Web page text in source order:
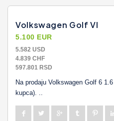
Volkswagen Golf VI
5.100 EUR
5.582 USD
4.839 CHF
597.801 RSD
Na prodaju Volkswagen Golf 6
kupca). ..